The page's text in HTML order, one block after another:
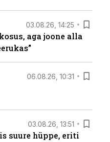
03.08.26, 14:25
aga joone alla
06.08.26, 10:31
03.08.26, 13:51
suure hüppe, eriti